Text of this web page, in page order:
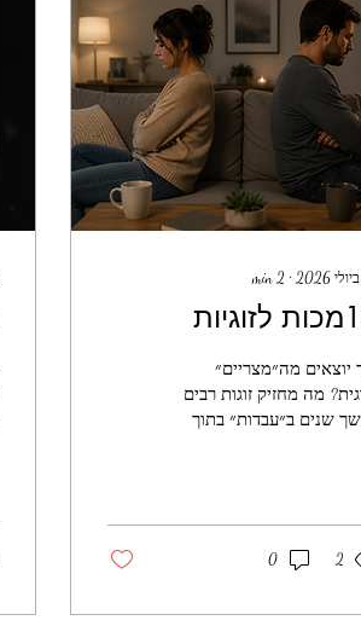
∙
2
min
יוצאים מה״מצריים״
מה מחזיק זוגות רבים
שנים ב״עבדות״ בתוך
לגהנום,. 1. דם -> רעל כפי
הפך את מקורות המים
לשתייה, כך
2
0